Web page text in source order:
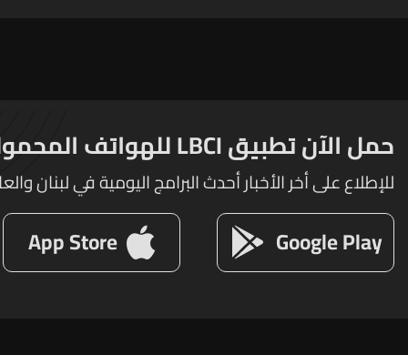
حمل الآن تطبيق LBCI للهواتف المحمولة
للإطلاع على أخر الأخبار أحدث البرامج اليومية في لبنان
Google Play
App Store